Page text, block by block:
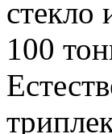
стекло
100